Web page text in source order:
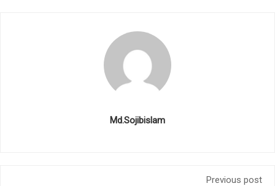
Md.Sojibislam
Previous post